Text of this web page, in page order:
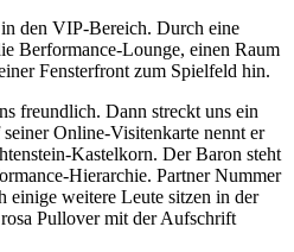
den VIP-Bereich. Durch eine
Berformance-Lounge, einen Raum
Fensterfront zum Spielfeld hin.
freundlich. Dann streckt uns ein
Online-Visitenkarte nennt er
Kastelkorn. Der Baron steht
Hierarchie. Partner Nummer
einige weitere Leute sitzen in der
Pullover mit der Aufschrift